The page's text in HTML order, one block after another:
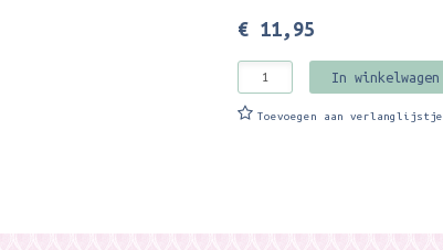
€ 11,95
In winkelwagen
Toevoegen aan verlanglijstje